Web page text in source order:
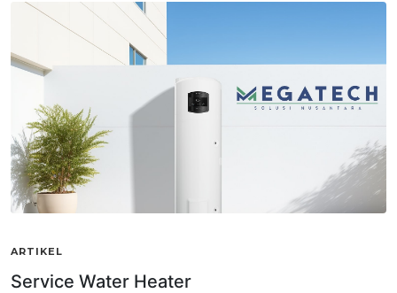
ARTIKEL
Service Water Heater